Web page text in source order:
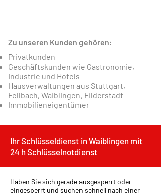
Zu unseren Kunden gehören:
Privatkunden
Geschäftskunden wie Gastronomie,
Industrie und Hotels
Hausverwaltungen aus Stuttgart,
Fellbach, Waiblingen, Filderstadt
Immobilieneigentümer
Ihr Schlüsseldienst in Waiblingen mit
24 h Schlüsselnotdienst
Haben Sie sich gerade ausgesperrt oder
eingesperrt und suchen schnell nach einer